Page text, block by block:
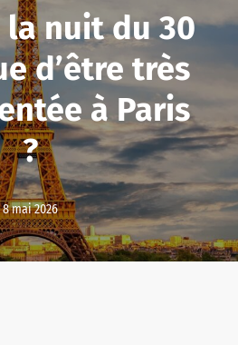
nuit du 30
d’être très
à Paris
?
8 mai 2026